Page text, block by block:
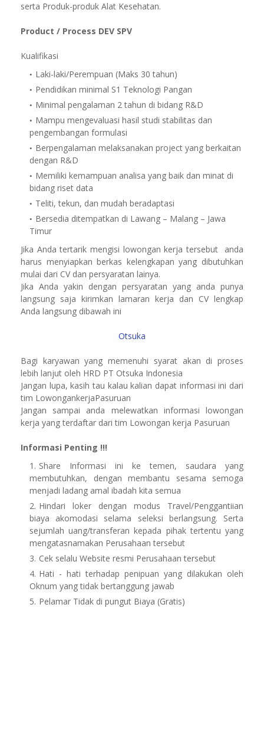
serta Produk-produk Alat Kesehatan.
Product / Process DEV SPV
Kualifikasi
Laki-laki/Perempuan (Maks 30 tahun)
Pendidikan minimal S1 Teknologi Pangan
Minimal pengalaman 2 tahun di bidang R&D
Mampu mengevaluasi hasil studi stabilitas dan
pengembangan formulasi
Berpengalaman melaksanakan project yang berkaitan
dengan R&D
Memiliki kemampuan analisa yang baik dan minat di
bidang riset data
Teliti, tekun, dan mudah beradaptasi
Bersedia ditempatkan di Lawang – Malang – Jawa
Timur
Jika Anda tertarik mengisi lowongan kerja tersebut anda
harus menyiapkan berkas kelengkapan yang dibutuhkan
mulai dari CV dan persyaratan lainya.
Jika Anda yakin dengan persyaratan yang anda punya
langsung saja kirimkan lamaran kerja dan CV lengkap
Anda langsung dibawah ini
Otsuka
Bagi karyawan yang memenuhi syarat akan di proses
lebih lanjut oleh HRD PT Otsuka Indonesia
Jangan lupa, kasih tau kalau kalian dapat informasi ini dari
tim LowongankerjaPasuruan
Jangan sampai anda melewatkan informasi lowongan
kerja yang terdaftar dari tim Lowongan kerja Pasuruan
Informasi Penting !!!
Share Informasi ini ke temen, saudara yang
membutuhkan, dengan membantu sesama semoga
menjadi ladang amal ibadah kita semua
Hindari loker dengan modus Travel/Penggantiian
biaya akomodasi selama seleksi berlangsung. Serta
sejumlah uang/transferan kepada pihak tertentu yang
mengatasnamakan Perusahaan tersebut
Cek selalu Website resmi Perusahaan tersebut
Hati - hati terhadap penipuan yang dilakukan oleh
Oknum yang tidak bertanggung jawab
Pelamar Tidak di pungut Biaya (Gratis)